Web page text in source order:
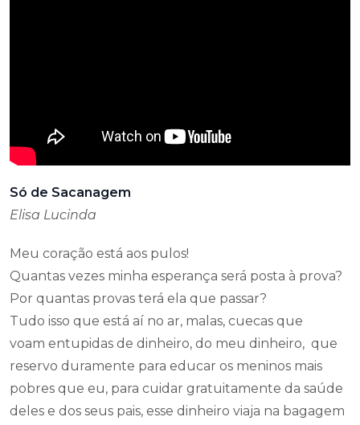
Só de Sacanagem
Elisa Lucinda
Meu coração está aos pulos!
Quantas vezes minha esperança será posta à prova?
Por quantas provas terá ela que passar?
Tudo isso que está aí no ar, malas, cuecas que
voam entupidas de dinheiro, do meu dinheiro, que
reservo duramente para educar os meninos mais
pobres que eu, para cuidar gratuitamente da saúde
deles e dos seus pais, esse dinheiro viaja na bagagem